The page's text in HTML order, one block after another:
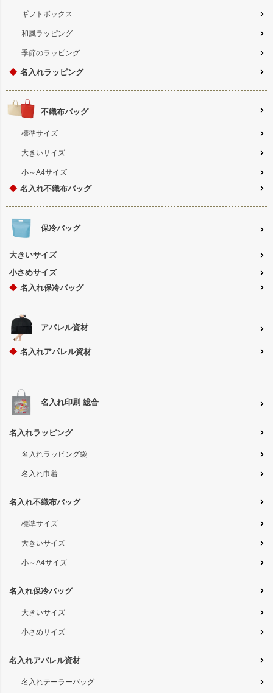
ギフトボックス
和風ラッピング
季節のラッピング
◆ 名入れラッピング
不織布バッグ
標準サイズ
大きいサイズ
小～A4サイズ
◆ 名入れ不織布バッグ
保冷バッグ
大きいサイズ
小さめサイズ
◆ 名入れ保冷バッグ
アパレル資材
◆ 名入れアパレル資材
名入れ印刷 総合
名入れラッピング
名入れラッピング袋
名入れ巾着
名入れ不織布バッグ
標準サイズ
大きいサイズ
小～A4サイズ
名入れ保冷バッグ
大きいサイズ
小さめサイズ
名入れアパレル資材
名入れテーラーバッグ